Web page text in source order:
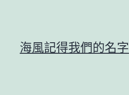
海風記得我們的名字